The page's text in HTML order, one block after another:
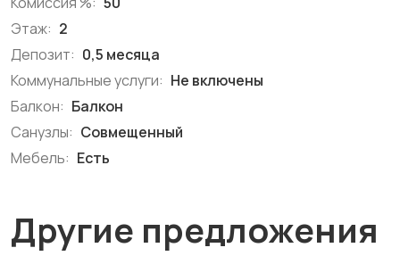
Этаж: 2
Депозит: 0,5 месяца
Коммунальные услуги: Не включены
Балкон: Балкон
Санузлы: Совмещенный
Мебель: Есть
Другие предложения